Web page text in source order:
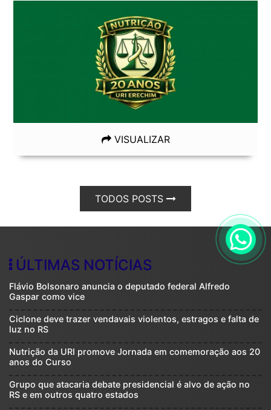
VISUALIZAR
TODOS POSTS
ÚLTIMAS NOTÍCIAS
Flávio Bolsonaro anuncia o deputado federal Alfredo
Gaspar como vice
Ciclone deve trazer vendavais violentos, estragos e falta de
luz no RS
Nutrição da URI promove Jornada em comemoração aos 20
anos do Curso
Grupo que atacaria debate presidencial é alvo de ação no
RS e em outros quatro estados